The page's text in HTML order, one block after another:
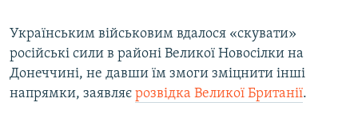
Усі сайти RFE/RL
Українським військовим вдалося «скувати»
російські сили в районі Великої Новосілки на
Донеччині, не давши їм змоги зміцнити інші
напрямки, заявляє розвідка Великої Британії.